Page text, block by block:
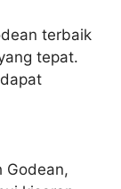
terbaik
tepat.
Godean,